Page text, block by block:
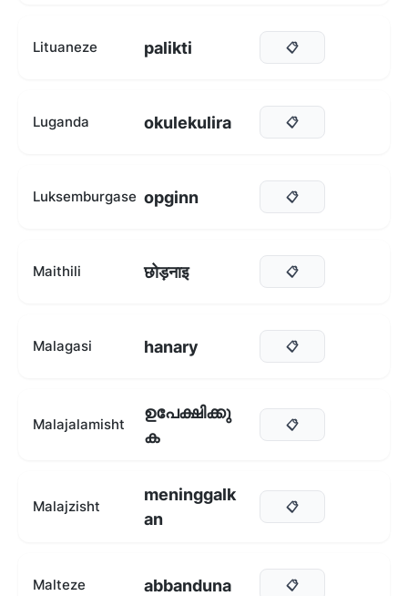
Lituaneze palikti 📋
Luganda okulekulira 📋
Luksemburgase opginn 📋
Maithili छोड़नाइ 📋
Malagasi hanary 📋
Malajalamisht
ഉപേക്ഷിക്കു
ക
📋
Malajzisht
meninggalk
an
📋
Malteze abbanduna 📋